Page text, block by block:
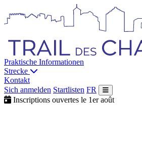
Praktische Informationen
Strecke
Kontakt
Sich anmelden Startlisten FR
Inscriptions ouvertes le 1er août